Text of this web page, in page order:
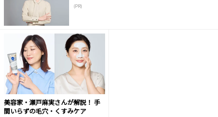
(PR)
美容家・瀬戸麻実さんが解説！ 手
間いらずの毛穴・くすみケア